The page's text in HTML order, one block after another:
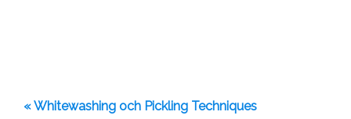
« Whitewashing och Pickling Techniques